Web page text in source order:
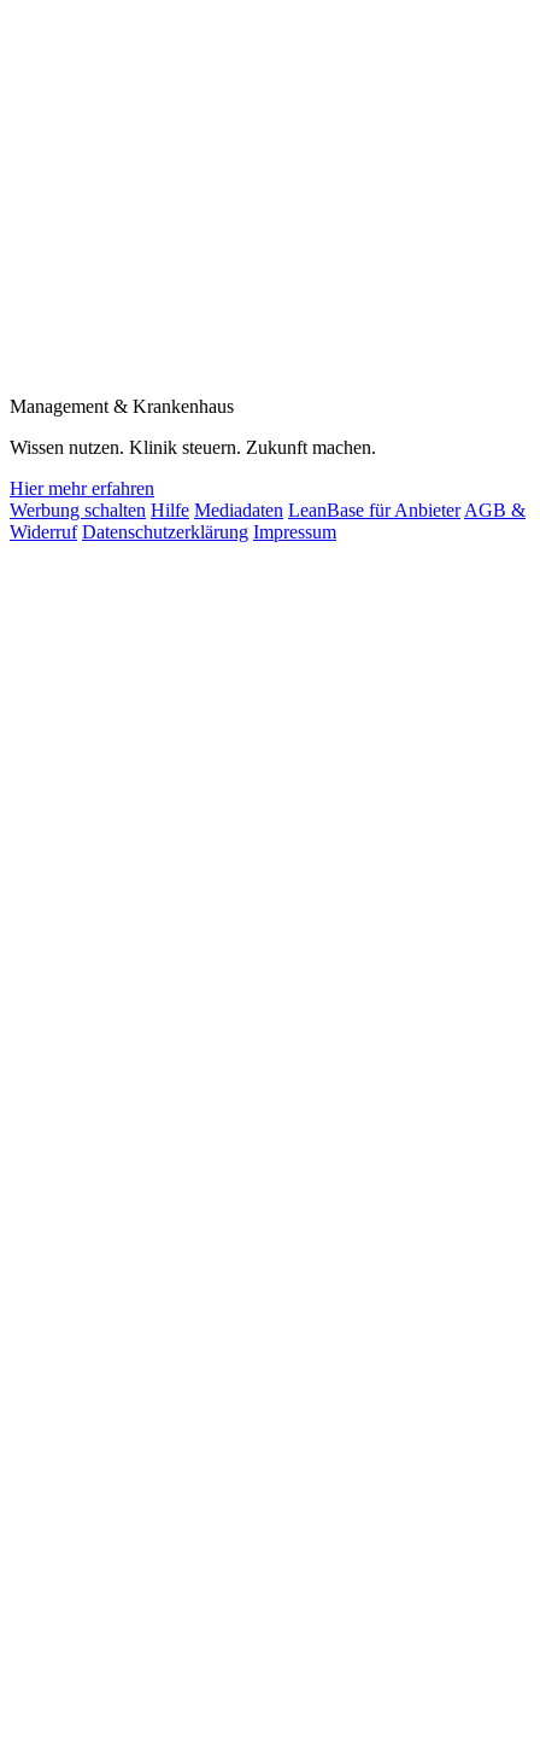
Management & Krankenhaus
Wissen nutzen. Klinik steuern. Zukunft machen.
Hier mehr erfahren
Werbung schalten Hilfe Mediadaten LeanBase für Anbieter AGB &
Widerruf Datenschutzerklärung Impressum